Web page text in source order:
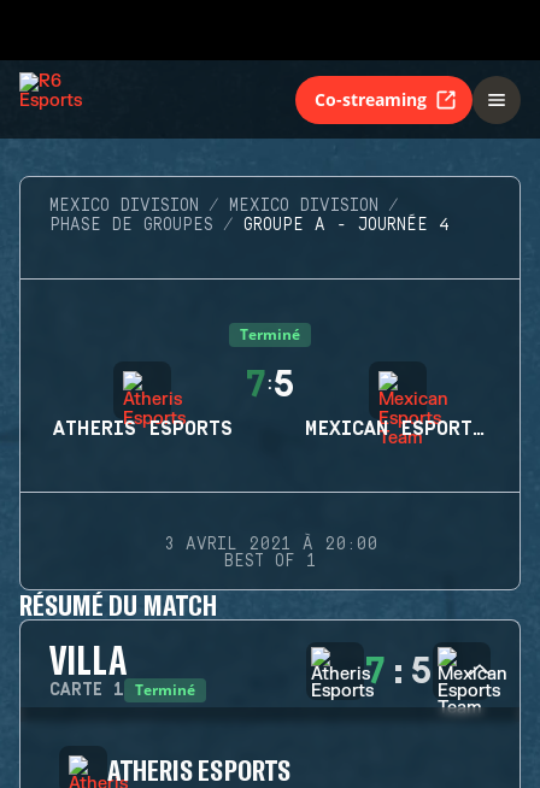
Co-streaming
MEXICO DIVISION
MEXICO DIVISION
PHASE DE GROUPES
GROUPE A - JOURNÉE 4
Terminé
ATHERIS ESPORTS
7:5
MEXICAN ESPORTS TEAM
3 AVRIL 2021 À 20:00
BEST OF 1
RÉSUMÉ DU MATCH
VILLA
CARTE 1 Terminé 7 : 5
ATHERIS ESPORTS